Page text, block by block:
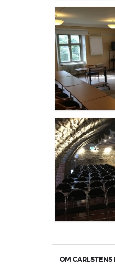
Förmiddag
Eftermiddag
Heldag
Förmiddag
Eftermiddag
Heldag
Förmiddag
Eftermiddag
OM CARLSTENS